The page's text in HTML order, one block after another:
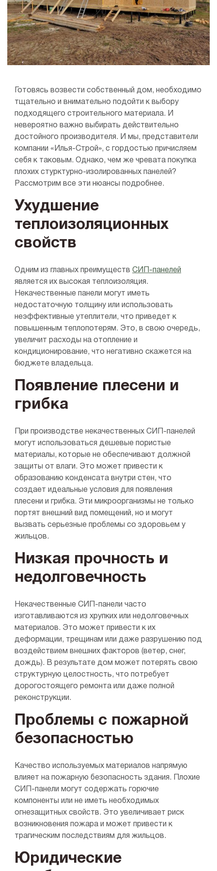
Готовясь возвести собственный дом, необходимо
тщательно и внимательно подойти к выбору
подходящего строительного материала. И
невероятно важно выбирать действительно
достойного производителя. И мы, представители
компании «Илья-Строй», с гордостью причисляем
себя к таковым. Однако, чем же чревата покупка
плохих стурктурно-изолированных панелей?
Рассмотрим все эти нюансы подробнее.
Ухудшение
теплоизоляционных
свойств
Одним из главных преимуществ СИП-панелей
является их высокая теплоизоляция.
Некачественные панели могут иметь
недостаточную толщину или использовать
неэффективные утеплители, что приведет к
повышенным теплопотерям. Это, в свою очередь,
увеличит расходы на отопление и
кондиционирование, что негативно скажется на
бюджете владельца.
Появление плесени и
грибка
При производстве некачественных СИП-панелей
могут использоваться дешевые пористые
материалы, которые не обеспечивают должной
защиты от влаги. Это может привести к
образованию конденсата внутри стен, что
создает идеальные условия для появления
плесени и грибка. Эти микроорганизмы не только
портят внешний вид помещений, но и могут
вызвать серьезные проблемы со здоровьем у
жильцов.
Низкая прочность и
недолговечность
Некачественные СИП-панели часто
изготавливаются из хрупких или недолговечных
материалов. Это может привести к их
деформации, трещинам или даже разрушению под
воздействием внешних факторов (ветер, снег,
дождь). В результате дом может потерять свою
структурную целостность, что потребует
дорогостоящего ремонта или даже полной
реконструкции.
Проблемы с пожарной
безопасностью
Качество используемых материалов напрямую
влияет на пожарную безопасность здания. Плохие
СИП-панели могут содержать горючие
компоненты или не иметь необходимых
огнезащитных свойств. Это увеличивает риск
возникновения пожара и может привести к
трагическим последствиям для жильцов.
Юридические
10x8
10x10
Плоская крыша
Сауна